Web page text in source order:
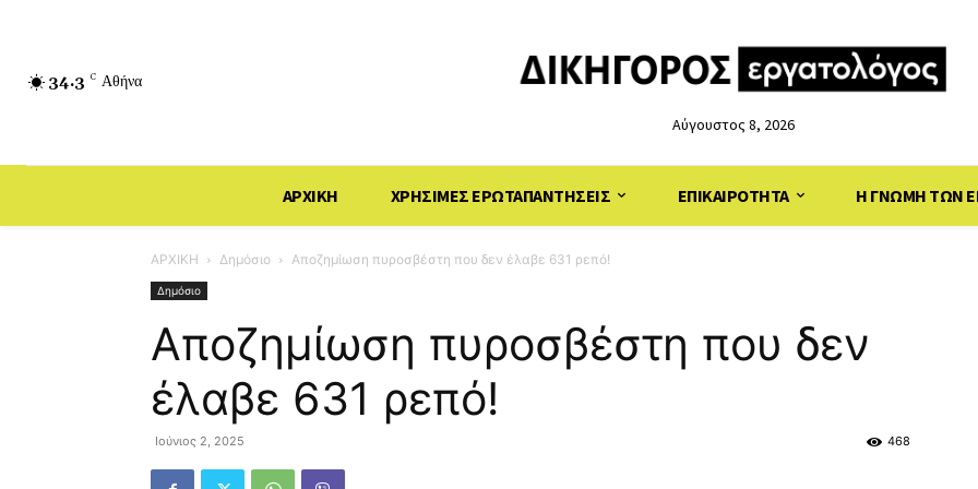
34.3 C Αθήνα
Αύγουστος 8, 2026
ΑΡΧΙΚΗ ΧΡΗΣΙΜΕΣ ΕΡΩΤΑΠΑΝΤΗΣΕΙΣ ΕΠΙΚΑΙΡΟΤΗΤΑ Η ΓΝΩΜΗ ΤΩΝ
ΑΡΧΙΚΗ Δημόσιο Αποζημίωση πυροσβέστη που δεν έλαβε 631 ρεπό!
Δημόσιο
Αποζημίωση πυροσβέστη που δεν
έλαβε 631 ρεπό!
Ιούνιος 2, 2025 468